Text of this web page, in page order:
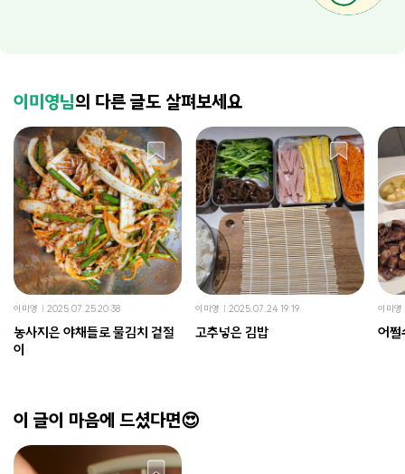
이미영님의 다른 글도 살펴보세요
이미영 2025.07.25 20:38
농사지은 야채들로 물김치 겉절
이
이미영 2025.07.24 19:19
고추넣은 김밥
이미영
어쩔
이 글이 마음에 드셨다면😍